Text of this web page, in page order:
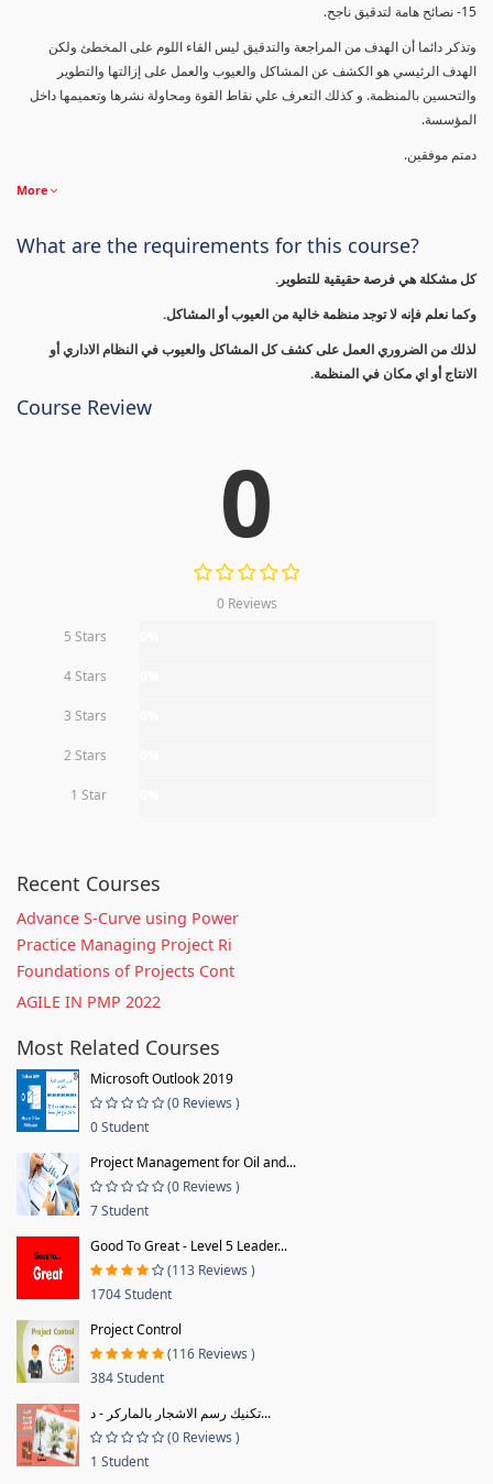
15- نصائح هامة لتدقيق ناجح.
وتذكر دائما أن الهدف من المراجعة والتدقيق ليس القاء اللوم على المخطئ ولكن
الهدف الرئيسي هو الكشف عن المشاكل والعيوب والعمل على إزالتها والتطوير
والتحسين بالمنظمة. و كذلك التعرف علي نقاط القوة ومحاولة نشرها وتعميمها داخل
المؤسسة.
دمتم موفقين.
More
What are the requirements for this course?
كل مشكلة هي فرصة حقيقية للتطوير.
وكما نعلم فإنه لا توجد منظمة خالية من العيوب أو المشاكل.
لذلك من الضروري العمل على كشف كل المشاكل والعيوب في النظام الاداري أو
الانتاج أو اي مكان في المنظمة.
Course Review
0
0 Reviews
5 Stars
4 Stars
3 Stars
2 Stars
1 Star
Recent Courses
Advance S-Curve using Power
Practice Managing Project Ri
Foundations of Projects Cont
AGILE IN PMP 2022
Most Related Courses
Microsoft Outlook 2019
(0 Reviews )
0 Student
Project Management for Oil and...
(0 Reviews )
7 Student
Good To Great - Level 5 Leader...
(113 Reviews )
1704 Student
Project Control
(116 Reviews )
384 Student
تكنيك رسم الاشجار بالماركر - د...
(0 Reviews )
1 Student